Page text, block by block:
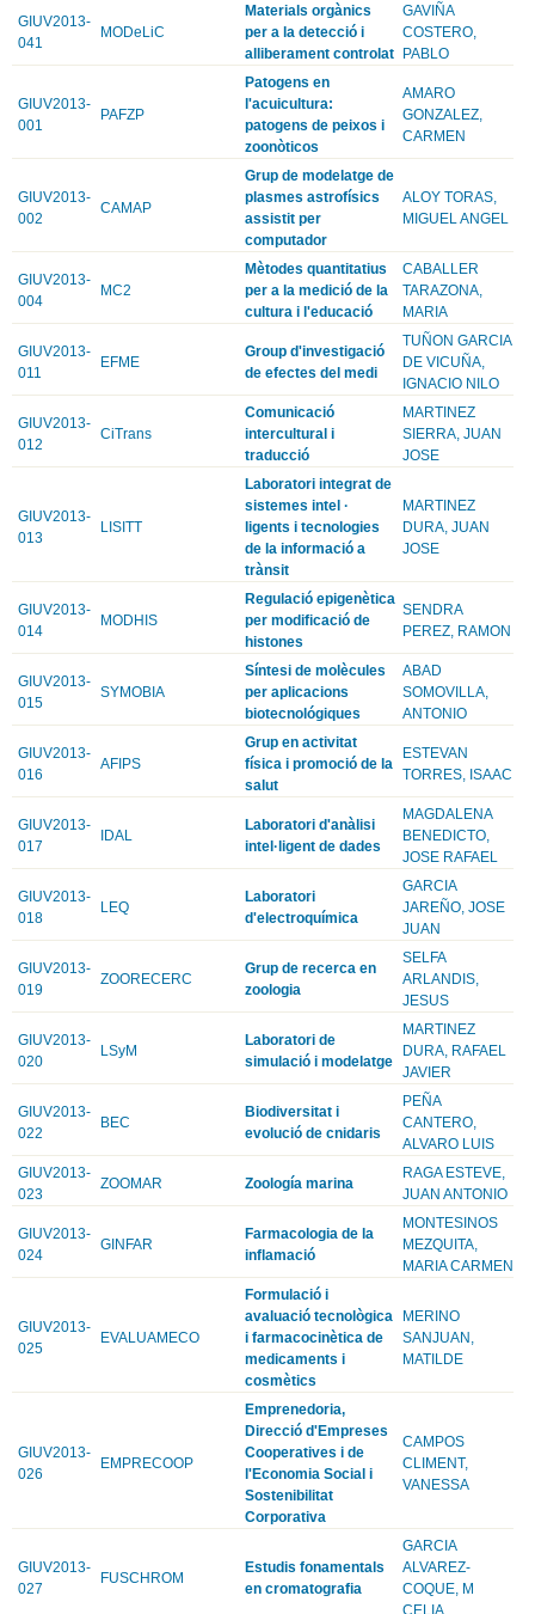
GIUV2013-
041
MODeLiC
Materials orgànics
per a la detecció i
alliberament controlat
GAVIÑA
COSTERO,
PABLO
GIUV2013-
001
PAFZP
Patogens en
l'acuicultura:
patogens de peixos i
zoonòticos
AMARO
GONZALEZ,
CARMEN
GIUV2013-
002
CAMAP
Grup de modelatge de
plasmes astrofísics
assistit per
computador
ALOY TORAS,
MIGUEL ANGEL
GIUV2013-
004
MC2
Mètodes quantitatius
per a la medició de la
cultura i l'educació
CABALLER
TARAZONA,
MARIA
GIUV2013-
011
EFME
Group d'investigació
de efectes del medi
TUÑON GARCIA
DE VICUÑA,
IGNACIO NILO
GIUV2013-
012
CiTrans
Comunicació
intercultural i
traducció
MARTINEZ
SIERRA, JUAN
JOSE
GIUV2013-
013
LISITT
Laboratori integrat de
sistemes intel ·
ligents i tecnologies
de la informació a
trànsit
MARTINEZ
DURA, JUAN
JOSE
GIUV2013-
014
MODHIS
Regulació epigenètica
per modificació de
histones
SENDRA
PEREZ, RAMON
GIUV2013-
015
SYMOBIA
Síntesi de molècules
per aplicacions
biotecnológiques
ABAD
SOMOVILLA,
ANTONIO
GIUV2013-
016
AFIPS
Grup en activitat
física i promoció de la
salut
ESTEVAN
TORRES, ISAAC
GIUV2013-
017
IDAL
Laboratori d'anàlisi
intel·ligent de dades
MAGDALENA
BENEDICTO,
JOSE RAFAEL
GIUV2013-
018
LEQ
Laboratori
d'electroquímica
GARCIA
JAREÑO, JOSE
JUAN
GIUV2013-
019
ZOORECERC
Grup de recerca en
zoologia
SELFA
ARLANDIS,
JESUS
GIUV2013-
020
LSyM
Laboratori de
simulació i modelatge
MARTINEZ
DURA, RAFAEL
JAVIER
GIUV2013-
022
BEC
Biodiversitat i
evolució de cnidaris
PEÑA
CANTERO,
ALVARO LUIS
GIUV2013-
023
ZOOMAR Zoología marina
RAGA ESTEVE,
JUAN ANTONIO
GIUV2013-
024
GINFAR
Farmacologia de la
inflamació
MONTESINOS
MEZQUITA,
MARIA CARMEN
GIUV2013-
025
EVALUAMECO
Formulació i
avaluació tecnològica
i farmacocinètica de
medicaments i
cosmètics
MERINO
SANJUAN,
MATILDE
GIUV2013-
026
EMPRECOOP
Emprenedoria,
Direcció d'Empreses
Cooperatives i de
l'Economia Social i
Sostenibilitat
Corporativa
CAMPOS
CLIMENT,
VANESSA
GIUV2013-
027
FUSCHROM
Estudis fonamentals
en cromatografia
GARCIA
ALVAREZ-
COQUE, M
CELIA